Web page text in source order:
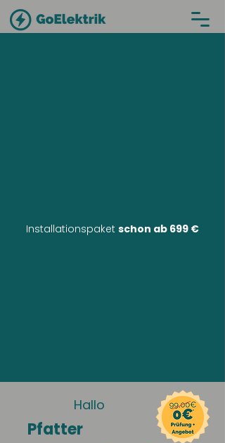
Installationspaket schon ab 699 €
Hallo
Pfatter